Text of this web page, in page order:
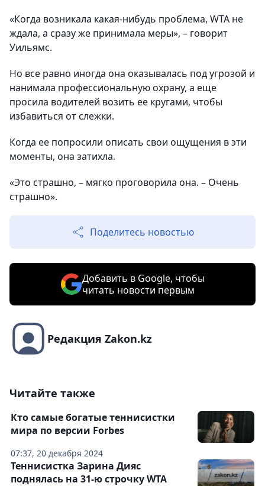
«Когда возникала какая-нибудь проблема, WTA не
ждала, а сразу же принимала меры», – говорит
Уильямс.
Но все равно иногда она оказывалась под угрозой и
нанимала профессиональную охрану, а еще
просила водителей возить ее кругами, чтобы
избавиться от слежки.
Когда ее попросили описать свои ощущения в эти
моменты, она затихла.
«Это страшно, – мягко проговорила она. – Очень
страшно».
Поделитесь новостью
Добавить в Google, чтобы
читать новости первым
Редакция Zakon.kz
Читайте также
07:37, 20 декабря 2024
Кто самые богатые теннисистки
мира по версии Forbes
Теннисистка Зарина Дияс
поднялась на 31-ю строчку WTA